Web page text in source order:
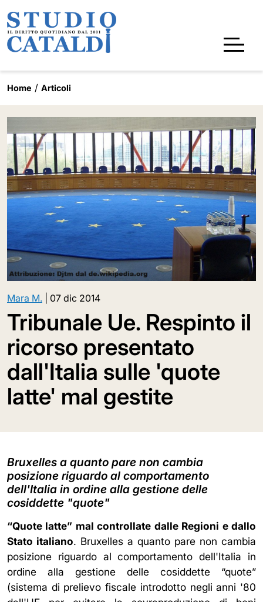
Home Articoli
Mara M. 07 dic 2014
Tribunale Ue. Respinto il
ricorso presentato
dall'Italia sulle 'quote
latte' mal gestite
Bruxelles a quanto pare non cambia
posizione riguardo al comportamento
dell'Italia in ordine alla gestione delle
cosiddette "quote"
“Quote latte” mal controllate dalle Regioni e dallo
Stato italiano. Bruxelles a quanto pare non cambia
posizione riguardo al comportamento dell'Italia in
ordine alla gestione delle cosiddette “quote”
(sistema di prelievo fiscale introdotto negli anni '80